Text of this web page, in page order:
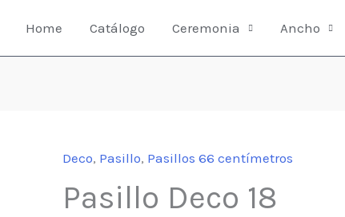
Home Catálogo Ceremonia Ancho
Deco, Pasillo, Pasillos 66 centímetros
Pasillo Deco 18